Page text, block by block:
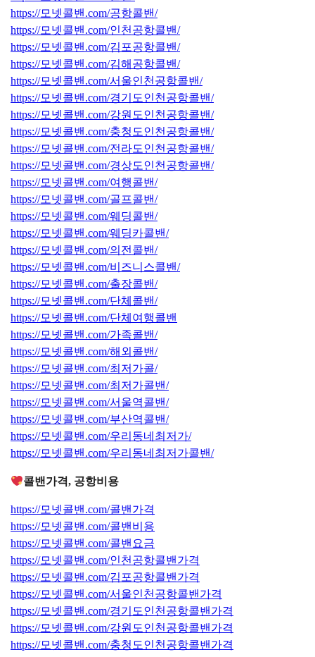
https://모넷콜밴.com/공항콜밴/
https://모넷콜밴.com/인천공항콜밴/
https://모넷콜밴.com/김포공항콜밴/
https://모넷콜밴.com/김해공항콜밴/
https://모넷콜밴.com/서울인천공항콜밴/
https://모넷콜밴.com/경기도인천공항콜밴/
https://모넷콜밴.com/강원도인천공항콜밴/
https://모넷콜밴.com/충청도인천공항콜밴/
https://모넷콜밴.com/전라도인천공항콜밴/
https://모넷콜밴.com/경상도인천공항콜밴/
https://모넷콜밴.com/여행콜밴/
https://모넷콜밴.com/골프콜밴/
https://모넷콜밴.com/웨딩콜밴/
https://모넷콜밴.com/웨딩카콜밴/
https://모넷콜밴.com/의전콜밴/
https://모넷콜밴.com/비즈니스콜밴/
https://모넷콜밴.com/출장콜밴/
https://모넷콜밴.com/단체콜밴/
https://모넷콜밴.com/단체여행콜밴
https://모넷콜밴.com/가족콜밴/
https://모넷콜밴.com/해외콜밴/
https://모넷콜밴.com/최저가콜/
https://모넷콜밴.com/최저가콜밴/
https://모넷콜밴.com/서울역콜밴/
https://모넷콜밴.com/부산역콜밴/
https://모넷콜밴.com/우리동네최저가/
https://모넷콜밴.com/우리동네최저가콜밴/
콜밴가격, 공항비용
https://모넷콜밴.com/콜밴가격
https://모넷콜밴.com/콜밴비용
https://모넷콜밴.com/콜밴요금
https://모넷콜밴.com/인천공항콜밴가격
https://모넷콜밴.com/김포공항콜밴가격
https://모넷콜밴.com/서울인천공항콜밴가격
https://모넷콜밴.com/경기도인천공항콜밴가격
https://모넷콜밴.com/강원도인천공항콜밴가격
https://모넷콜밴.com/충청도인천공항콜밴가격